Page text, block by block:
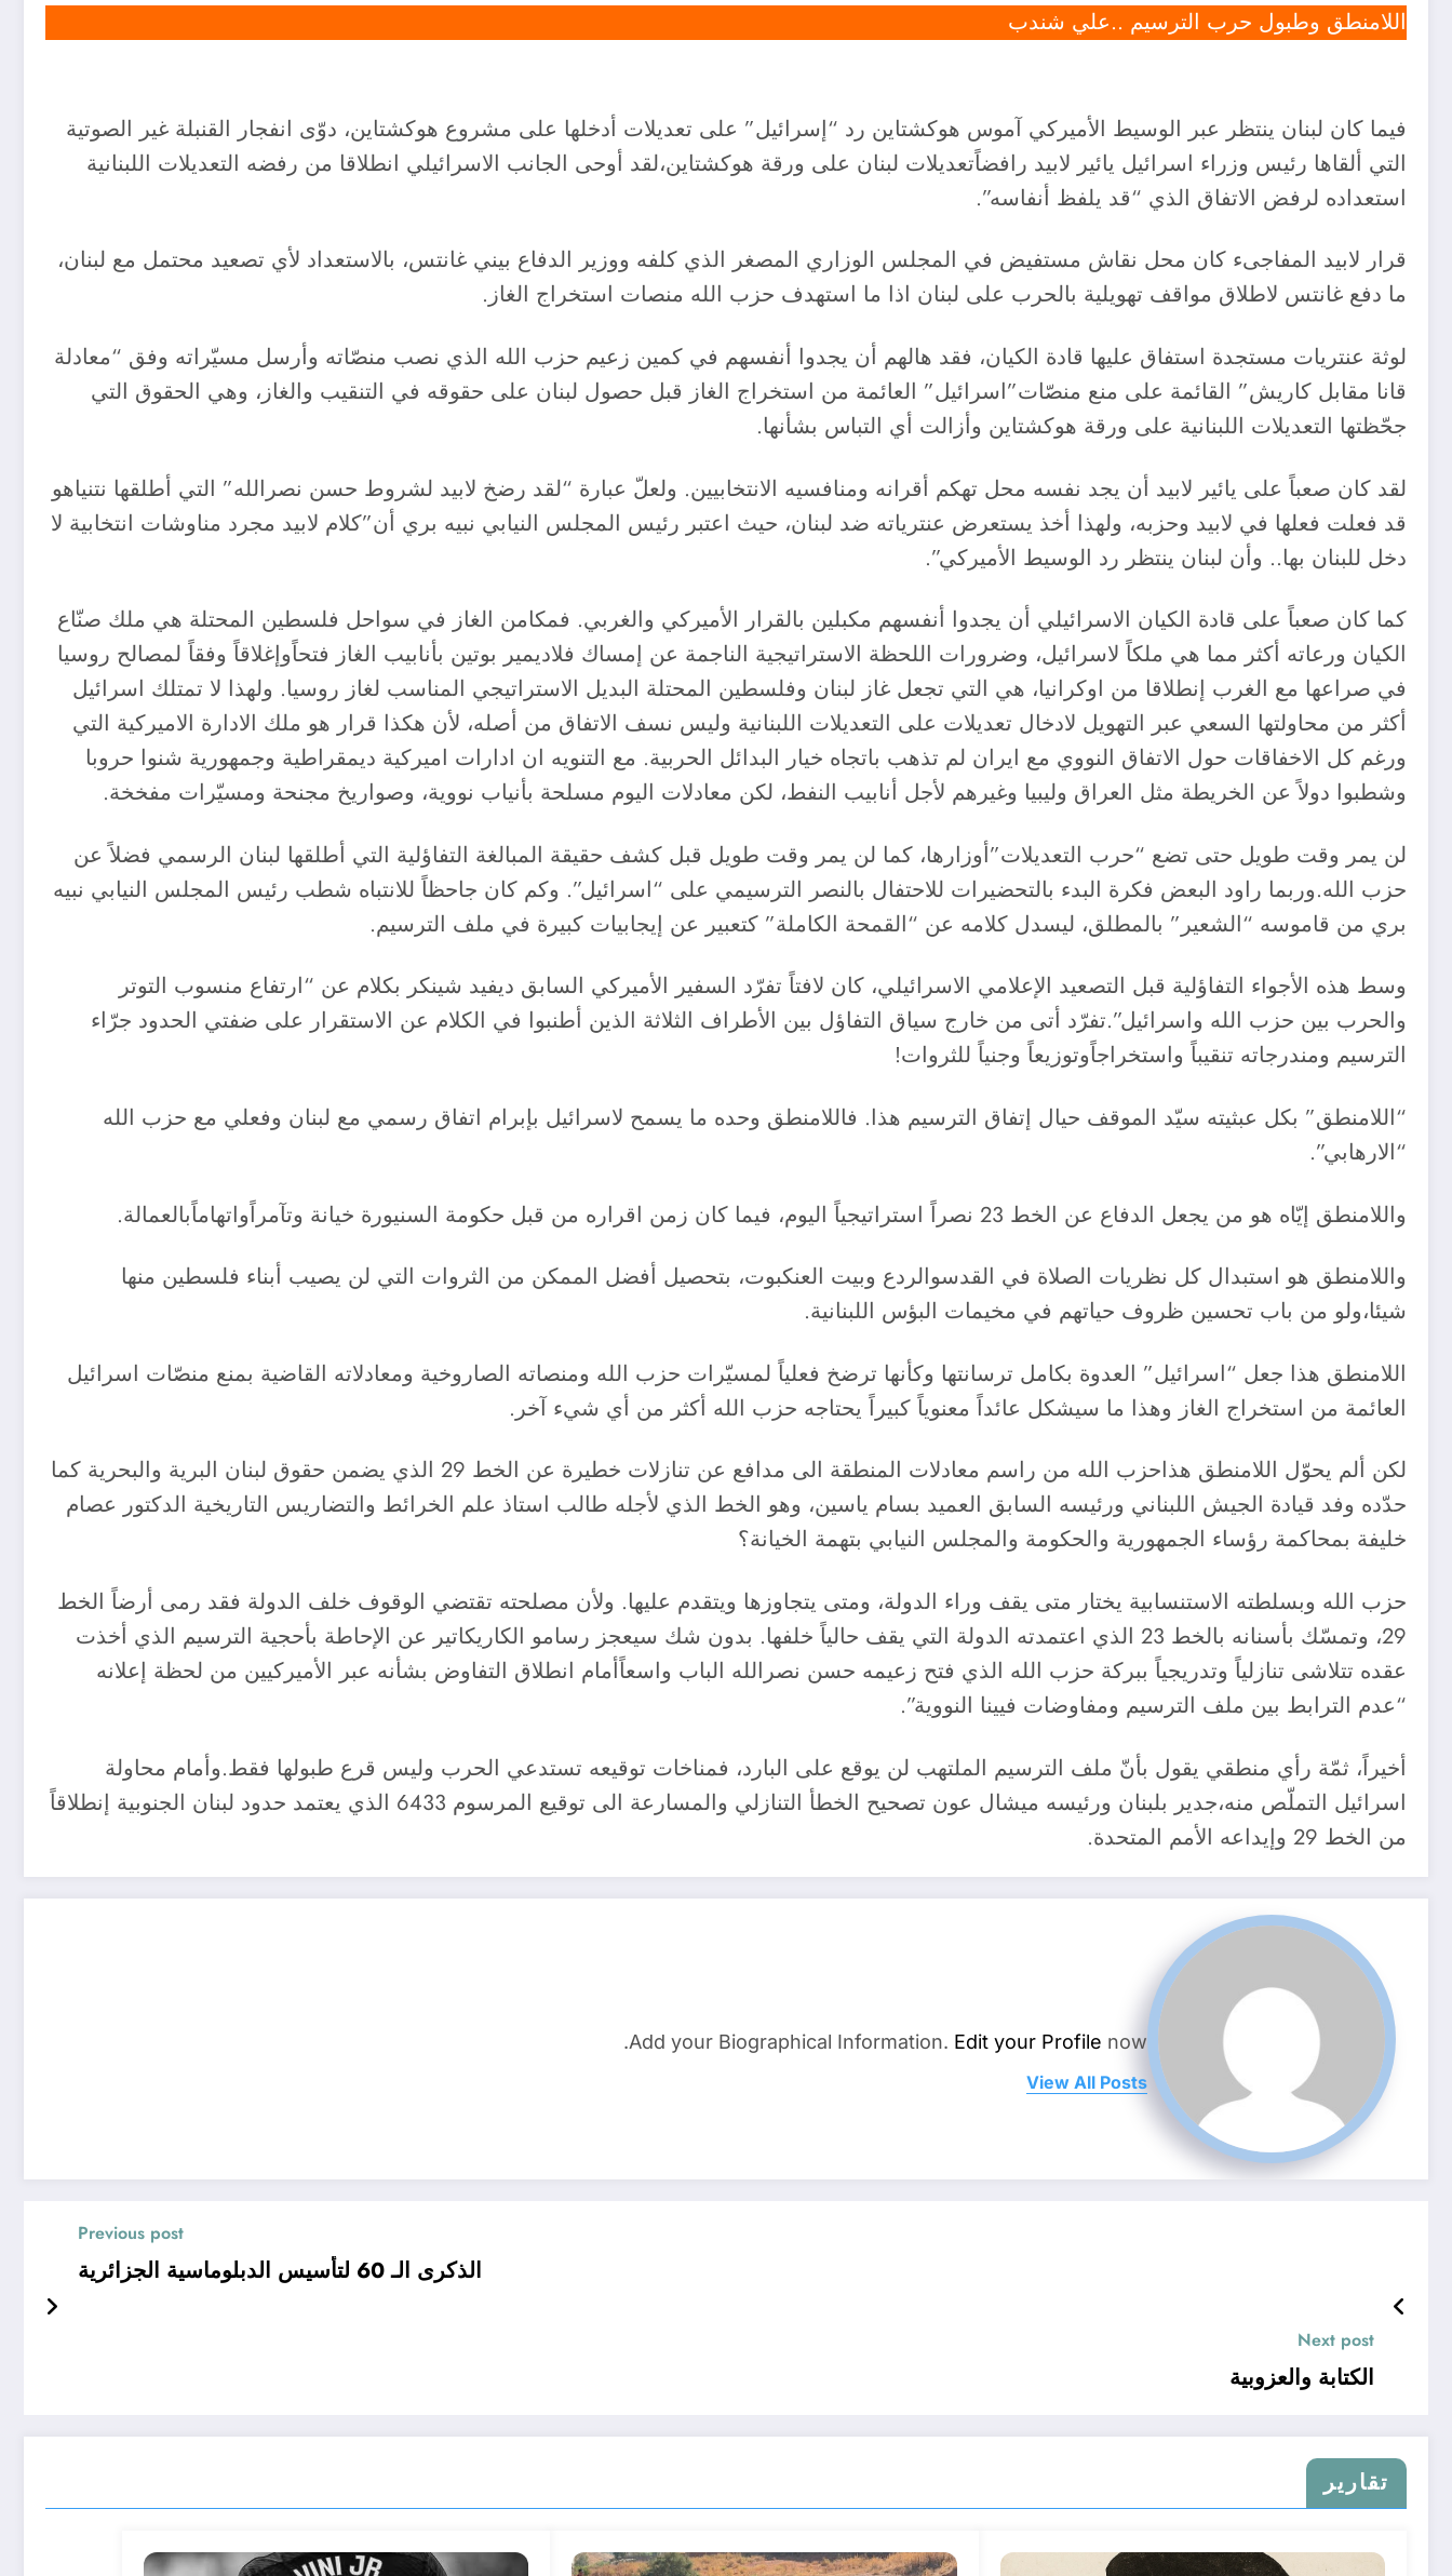
اللامنطق وطبول حرب الترسيم ..علي شندب
فيما كان لبنان ينتظر عبر الوسيط الأميركي آموس هوكشتاين رد “إسرائيل” على تعديلات أدخلها على مشروع هوكشتاين، دوّى انفجار القنبلة غير الصوتية
التي ألقاها رئيس وزراء اسرائيل يائير لابيد رافضاًتعديلات لبنان على ورقة هوكشتاين،لقد أوحى الجانب الاسرائيلي انطلاقا من رفضه التعديلات اللبنانية
استعداده لرفض الاتفاق الذي “قد يلفظ أنفاسه”.
قرار لابيد المفاجىء كان محل نقاش مستفيض في المجلس الوزاري المصغر الذي كلفه ووزير الدفاع بيني غانتس، بالاستعداد لأي تصعيد محتمل مع لبنان،
ما دفع غانتس لاطلاق مواقف تهويلية بالحرب على لبنان اذا ما استهدف حزب الله منصات استخراج الغاز.
لوثة عنتريات مستجدة استفاق عليها قادة الكيان، فقد هالهم أن يجدوا أنفسهم في كمين زعيم حزب الله الذي نصب منصّاته وأرسل مسيّراته وفق “معادلة
قانا مقابل كاريش” القائمة على منع منصّات”اسرائيل” العائمة من استخراج الغاز قبل حصول لبنان على حقوقه في التنقيب والغاز، وهي الحقوق التي
جحّظتها التعديلات اللبنانية على ورقة هوكشتاين وأزالت أي التباس بشأنها.
لقد كان صعباً على يائير لابيد أن يجد نفسه محل تهكم أقرانه ومنافسيه الانتخابيين. ولعلّ عبارة “لقد رضخ لابيد لشروط حسن نصرالله” التي أطلقها نتنياهو
قد فعلت فعلها في لابيد وحزبه، ولهذا أخذ يستعرض عنترياته ضد لبنان، حيث اعتبر رئيس المجلس النيابي نبيه بري أن”كلام لابيد مجرد مناوشات انتخابية لا
دخل للبنان بها.. وأن لبنان ينتظر رد الوسيط الأميركي”.
كما كان صعباً على قادة الكيان الاسرائيلي أن يجدوا أنفسهم مكبلين بالقرار الأميركي والغربي. فمكامن الغاز في سواحل فلسطين المحتلة هي ملك صنّاع
الكيان ورعاته أكثر مما هي ملكاً لاسرائيل، وضرورات اللحظة الاستراتيجية الناجمة عن إمساك فلاديمير بوتين بأنابيب الغاز فتحاًوإغلاقاً وفقاً لمصالح روسيا
في صراعها مع الغرب إنطلاقا من اوكرانيا، هي التي تجعل غاز لبنان وفلسطين المحتلة البديل الاستراتيجي المناسب لغاز روسيا. ولهذا لا تمتلك اسرائيل
أكثر من محاولتها السعي عبر التهويل لادخال تعديلات على التعديلات اللبنانية وليس نسف الاتفاق من أصله، لأن هكذا قرار هو ملك الادارة الاميركية التي
ورغم كل الاخفاقات حول الاتفاق النووي مع ايران لم تذهب باتجاه خيار البدائل الحربية. مع التنويه ان ادارات اميركية ديمقراطية وجمهورية شنوا حروبا
وشطبوا دولاً عن الخريطة مثل العراق وليبيا وغيرهم لأجل أنابيب النفط، لكن معادلات اليوم مسلحة بأنياب نووية، وصواريخ مجنحة ومسيّرات مفخخة.
لن يمر وقت طويل حتى تضع “حرب التعديلات”أوزارها، كما لن يمر وقت طويل قبل كشف حقيقة المبالغة التفاؤلية التي أطلقها لبنان الرسمي فضلاً عن
حزب الله.وربما راود البعض فكرة البدء بالتحضيرات للاحتفال بالنصر الترسيمي على “اسرائيل”. وكم كان جاحظاً للانتباه شطب رئيس المجلس النيابي نبيه
بري من قاموسه “الشعير” بالمطلق، ليسدل كلامه عن “القمحة الكاملة” كتعبير عن إيجابيات كبيرة في ملف الترسيم.
وسط هذه الأجواء التفاؤلية قبل التصعيد الإعلامي الاسرائيلي، كان لافتاً تفرّد السفير الأميركي السابق ديفيد شينكر بكلام عن “ارتفاع منسوب التوتر
والحرب بين حزب الله واسرائيل”.تفرّد أتى من خارج سياق التفاؤل بين الأطراف الثلاثة الذين أطنبوا في الكلام عن الاستقرار على ضفتي الحدود جرّاء
الترسيم ومندرجاته تنقيباً واستخراجاًوتوزيعاً وجنياً للثروات!
“اللامنطق” بكل عبثيته سيّد الموقف حيال إتفاق الترسيم هذا. فاللامنطق وحده ما يسمح لاسرائيل بإبرام اتفاق رسمي مع لبنان وفعلي مع حزب الله
“الارهابي”.
واللامنطق إيّاه هو من يجعل الدفاع عن الخط 23 نصراً استراتيجياً اليوم، فيما كان زمن اقراره من قبل حكومة السنيورة خيانة وتآمراًواتهاماًبالعمالة.
واللامنطق هو استبدال كل نظريات الصلاة في القدسوالردع وبيت العنكبوت، بتحصيل أفضل الممكن من الثروات التي لن يصيب أبناء فلسطين منها
شيئا،ولو من باب تحسين ظروف حياتهم في مخيمات البؤس اللبنانية.
اللامنطق هذا جعل “اسرائيل” العدوة بكامل ترسانتها وكأنها ترضخ فعلياً لمسيّرات حزب الله ومنصاته الصاروخية ومعادلاته القاضية بمنع منصّات اسرائيل
العائمة من استخراج الغاز وهذا ما سيشكل عائداً معنوياً كبيراً يحتاجه حزب الله أكثر من أي شيء آخر.
لكن ألم يحوّل اللامنطق هذاحزب الله من راسم معادلات المنطقة الى مدافع عن تنازلات خطيرة عن الخط 29 الذي يضمن حقوق لبنان البرية والبحرية كما
حدّده وفد قيادة الجيش اللبناني ورئيسه السابق العميد بسام ياسين، وهو الخط الذي لأجله طالب استاذ علم الخرائط والتضاريس التاريخية الدكتور عصام
خليفة بمحاكمة رؤساء الجمهورية والحكومة والمجلس النيابي بتهمة الخيانة؟
حزب الله وبسلطته الاستنسابية يختار متى يقف وراء الدولة، ومتى يتجاوزها ويتقدم عليها. ولأن مصلحته تقتضي الوقوف خلف الدولة فقد رمى أرضاً الخط
29، وتمسّك بأسنانه بالخط 23 الذي اعتمدته الدولة التي يقف حالياً خلفها. بدون شك سيعجز رسامو الكاريكاتير عن الإحاطة بأحجية الترسيم الذي أخذت
عقده تتلاشى تنازلياً وتدريجياً ببركة حزب الله الذي فتح زعيمه حسن نصرالله الباب واسعاًأمام انطلاق التفاوض بشأنه عبر الأميركيين من لحظة إعلانه
“عدم الترابط بين ملف الترسيم ومفاوضات فيينا النووية”.
أخيراً، ثمّة رأي منطقي يقول بأنّ ملف الترسيم الملتهب لن يوقع على البارد، فمناخات توقيعه تستدعي الحرب وليس قرع طبولها فقط.وأمام محاولة
اسرائيل التملّص منه،جدير بلبنان ورئيسه ميشال عون تصحيح الخطأ التنازلي والمسارعة الى توقيع المرسوم 6433 الذي يعتمد حدود لبنان الجنوبية إنطلاقاً
من الخط 29 وإيداعه الأمم المتحدة.
Add your Biographical Information. Edit your Profile now.
View All Posts
Previous post
الذكرى الـ 60 لتأسيس الدبلوماسية الجزائرية
Next post
الكتابة والعزوبية
تقارير